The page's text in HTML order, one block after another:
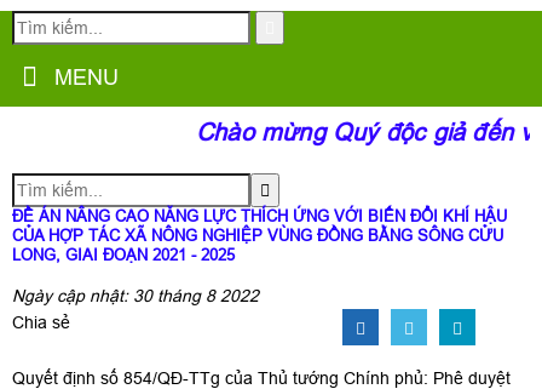
MENU
Chào mừng Quý độc giả đến
ĐỀ ÁN NÂNG CAO NĂNG LỰC THÍCH ỨNG VỚI BIẾN ĐỔI KHÍ HẬU
CỦA HỢP TÁC XÃ NÔNG NGHIỆP VÙNG ĐỒNG BẰNG SÔNG CỬU
LONG, GIAI ĐOẠN 2021 - 2025
Ngày cập nhật: 30 tháng 8 2022
Chia sẻ
Quyết định số 854/QĐ-TTg của Thủ tướng Chính phủ: Phê duyệt